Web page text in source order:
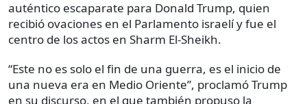
auténtico escaparate para Donald Trump, quien
recibió ovaciones en el Parlamento israelí y fue el
centro de los actos en Sharm El-Sheikh.
“Este no es solo el fin de una guerra, es el inicio de
una nueva era en Medio Oriente”, proclamó Trump
en su discurso, en el que también propuso la